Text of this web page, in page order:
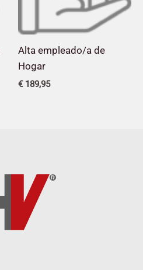
Alta empleado/a de
Hogar
€189,95